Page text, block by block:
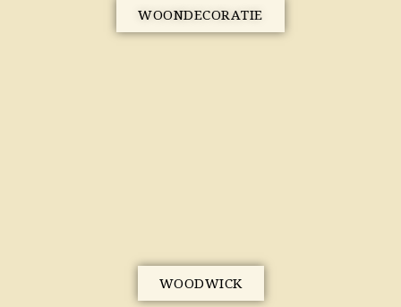
WOONDECORATIE
WOODWICK